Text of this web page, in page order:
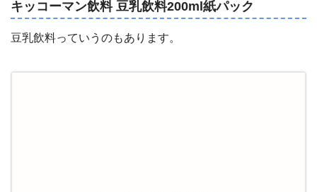
キッコーマン飲料 豆乳飲料200ml紙パック
豆乳飲料っていうのもあります。